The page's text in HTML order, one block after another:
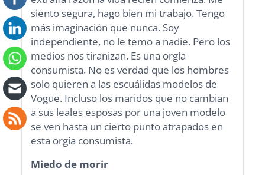
siento segura, hago bien mi trabajo. Tengo
más imaginación que nunca. Soy
independiente, no le temo a nadie. Pero los
medios nos tiranizan. Es una orgía
consumista. No es verdad que los hombres
solo quieren a las escuálidas modelos de
Vogue. Incluso los maridos que no cambian
a sus leales esposas por una joven modelo
se ven hasta un cierto punto atrapados en
esta orgía consumista.
Miedo de morir